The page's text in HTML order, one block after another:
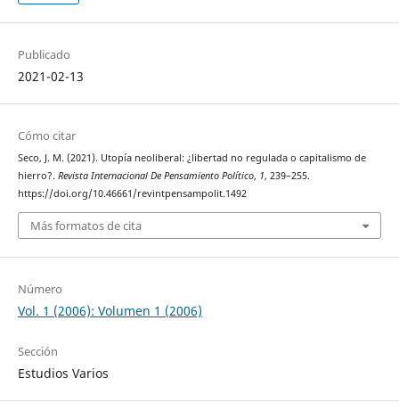
Publicado
2021-02-13
Cómo citar
Seco, J. M. (2021). Utopía neoliberal: ¿libertad no regulada o capitalismo de
hierro?. Revista Internacional De Pensamiento Político, 1, 239–255.
https://doi.org/10.46661/revintpensampolit.1492
Más formatos de cita
Número
Vol. 1 (2006): Volumen 1 (2006)
Sección
Estudios Varios